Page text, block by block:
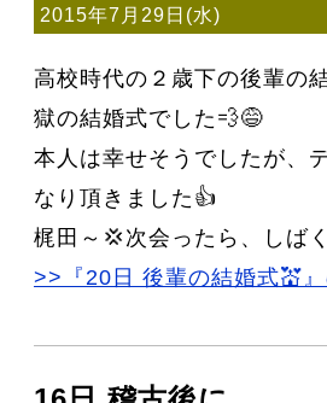
2015年7月29日(水)
高校時代の２歳下の後輩の
獄の結婚式でした💨😅
本人は幸せそうでしたが、
なり頂きました👍
梶田～💢次会ったら、しば
>>『20日 後輩の結婚式💒